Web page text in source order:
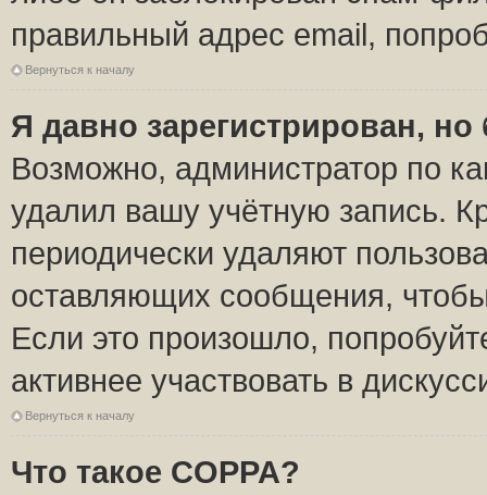
правильный адрес email,
Вернуться к началу
Я давно зарегистрирован,
Возможно, администратор по
удалил вашу учётную запись.
периодически удаляют
оставляющих сообщения,
Если это произошло,
активнее участвовать в
Вернуться к началу
Что такое COPPA?